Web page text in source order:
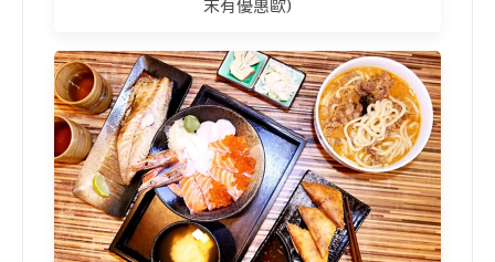
末有優惠歐)